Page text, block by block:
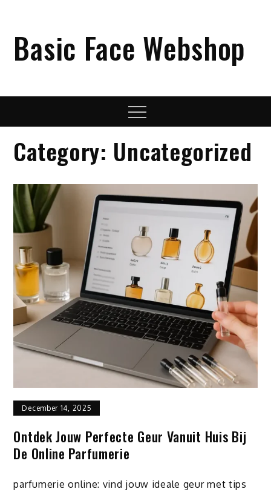
contentBasic Face Webshop
Menu
Category: Uncategorized
December 14, 2025
Ontdek Jouw Perfecte Geur Vanuit Huis Bij
De Online Parfumerie
parfumerie online: vind jouw ideale geur met tips